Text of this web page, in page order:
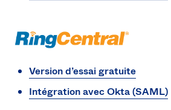
Version d’essai gratuite
Intégration avec Okta (SAML)